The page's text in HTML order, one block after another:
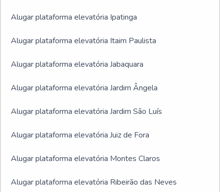
Alugar plataforma elevatória Ipatinga
Alugar plataforma elevatória Itaim Paulista
Alugar plataforma elevatória Jabaquara
Alugar plataforma elevatória Jardim Ângela
Alugar plataforma elevatória Jardim São Luís
Alugar plataforma elevatória Juiz de Fora
Alugar plataforma elevatória Montes Claros
Alugar plataforma elevatória Ribeirão das Neves